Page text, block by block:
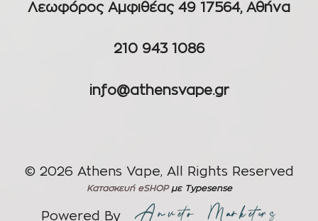
Λεωφόρος Αμφιθέας 49 17564, Αθήνα
210 943 1086
info@athensvape.gr
© 2026 Athens Vape, All Rights Reserved
Κατασκευή eSHOPμε Typesense
Powered By